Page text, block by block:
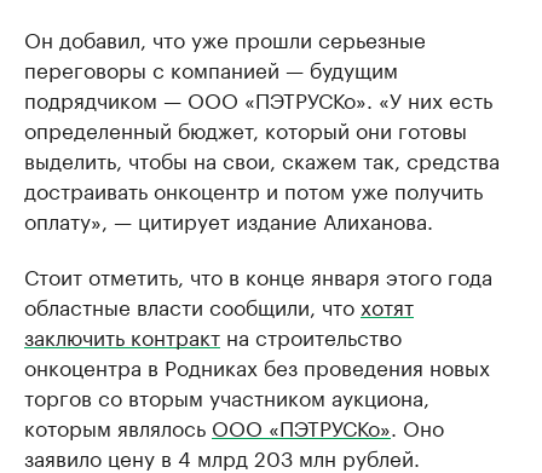
Он добавил, что уже прошли серьезные
переговоры с компанией — будущим
подрядчиком — ООО «ПЭТРУСКо». «У них есть
определенный бюджет, который они готовы
выделить, чтобы на свои, скажем так, средства
достраивать онкоцентр и потом уже получить
оплату», — цитирует издание Алиханова.
Стоит отметить, что в конце января этого года
областные власти сообщили, что хотят
заключить контракт на строительство
онкоцентра в Родниках без проведения новых
торгов со вторым участником аукциона,
которым являлось ООО «ПЭТРУСКо» . Оно
заявило цену в 4 млрд 203 млн рублей.